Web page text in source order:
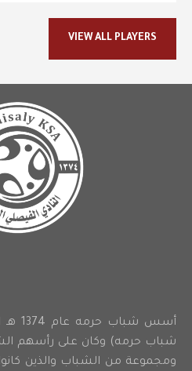
VIEW ALL PLAYERS
أسس
شباب حرمه) وكان على رأسهم
ومجموعة من الشباب والذين كانوا